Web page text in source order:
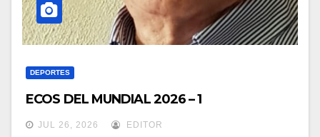
DEPORTES
ECOS DEL MUNDIAL 2026 – 1
JUL 26, 2026 EDITOR